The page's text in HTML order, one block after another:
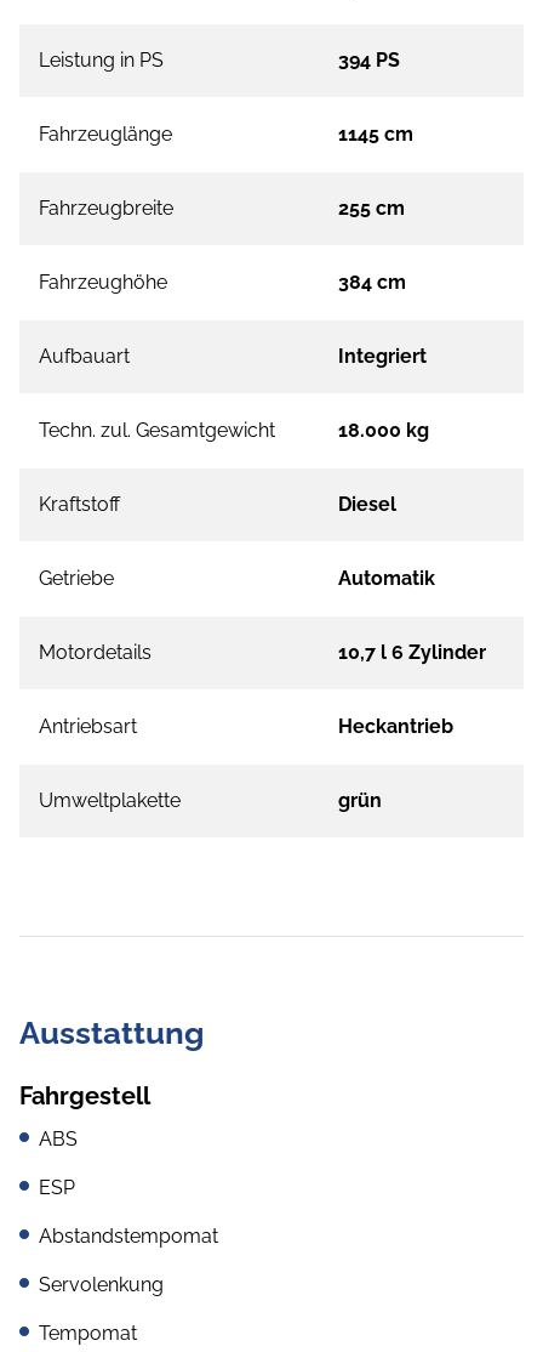
Leistung in PS 394 PS
Fahrzeuglänge 1145 cm
Fahrzeugbreite 255 cm
Fahrzeughöhe 384 cm
Aufbauart Integriert
Techn. zul. Gesamtgewicht 18.000 kg
Kraftstoff Diesel
Getriebe Automatik
Motordetails 10,7 l 6 Zylinder
Antriebsart Heckantrieb
Umweltplakette grün
Ausstattung
Fahrgestell
ABS
ESP
Abstandstempomat
Servolenkung
Tempomat